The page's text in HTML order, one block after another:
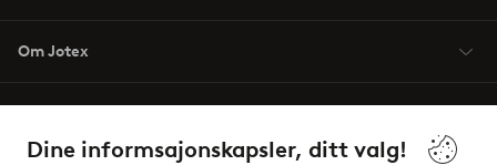
Dine informsajonskapsler, ditt valg!
Om Jotex